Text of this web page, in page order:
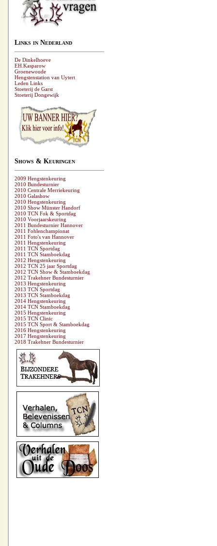
Links in Nederland
De Dinkelhoeve
EH.Kasparow
Groenewoude
Hengstenstation van Uytert
Leden Links
Stoeterij de Garst
Stoeterij Dongewijk
Shows & Keuringen
2009 Hengstenkeuring
2010 Bundesturnier
2010 Centrale Merriekeuring
2010 Galashow
2010 Hengstenkeuring
2010 Show Münster Handorf
2010 TCN Fok & Sportdag
2010 Voorjaarskeuring
2011 Bundesturnier Hannover
2011 Fohlenchampionat
2011 Foto's van Hannover
2011 Hengstenkeuring
2011 TCN Sportdag
2011 TCN Stamboekdag
2012 Hengstenkeuring
2012 TCN 25 jaar Sportdag
2012 TCN Show & Stamboekdag
2012 Trakehner Bundesturnier
2013 Hengstenkeuring
2013 TCN Sportdag
2013 TCN Stamboekdag
2014 Hengstenkeuring
2014 TCN Stamboekdag
2015 Hengstenkeuring
2015 TCN Clinic
2015 TCN Sport & Stamboekdag
2016 Hengstenkeuring
2017 Hengstenkeuring
2018 Trakehner Bundesturnier